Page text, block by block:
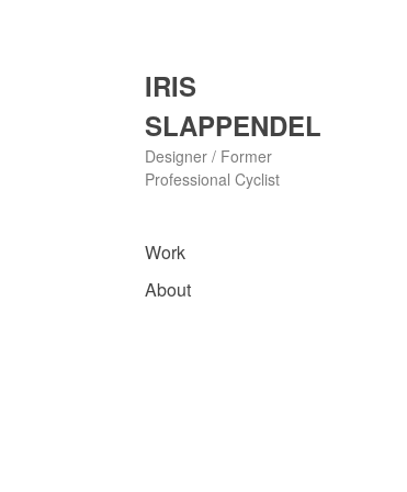
IRIS
SLAPPENDEL
Designer / Former
Professional Cyclist
Work
About